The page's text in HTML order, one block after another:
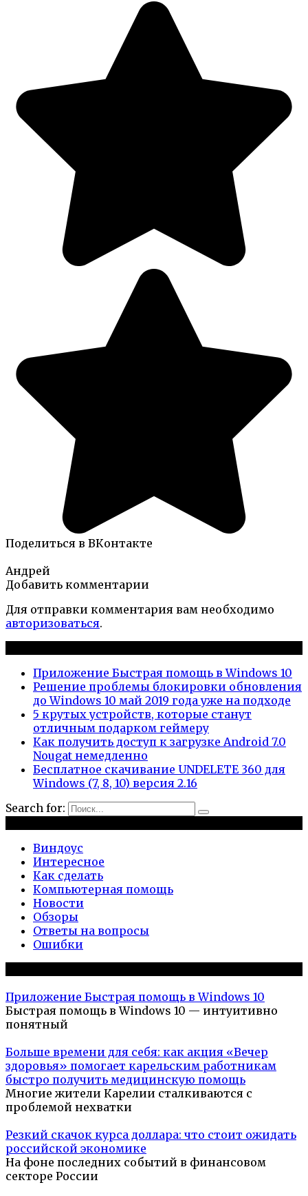
Поделиться в ВКонтакте
Андрей
Добавить комментарии
Для отправки комментария вам необходимо
авторизоваться.
Приложение Быстрая помощь в Windows 10
Решение проблемы блокировки обновления
до Windows 10 май 2019 года уже на подходе
5 крутых устройств, которые станут
отличным подарком геймеру
Как получить доступ к загрузке Android 7.0
Nougat немедленно
Бесплатное скачивание UNDELETE 360 для
Windows (7, 8, 10) версия 2.16
Search for:
Виндоус
Интересное
Как сделать
Компьютерная помощь
Новости
Обзоры
Ответы на вопросы
Ошибки
Приложение Быстрая помощь в Windows 10
Быстрая помощь в Windows 10 — интуитивно
понятный
Больше времени для себя: как акция «Вечер
здоровья» помогает карельским работникам
быстро получить медицинскую помощь
Многие жители Карелии сталкиваются с
проблемой нехватки
Резкий скачок курса доллара: что стоит ожидать
российской экономике
На фоне последних событий в финансовом
секторе России